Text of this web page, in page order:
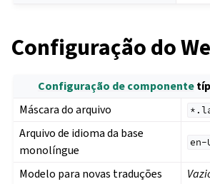
Configuração do
Configuração de componente
Máscara do arquivo
Arquivo de idioma da base
monolíngue
en-
Modelo para novas traduções